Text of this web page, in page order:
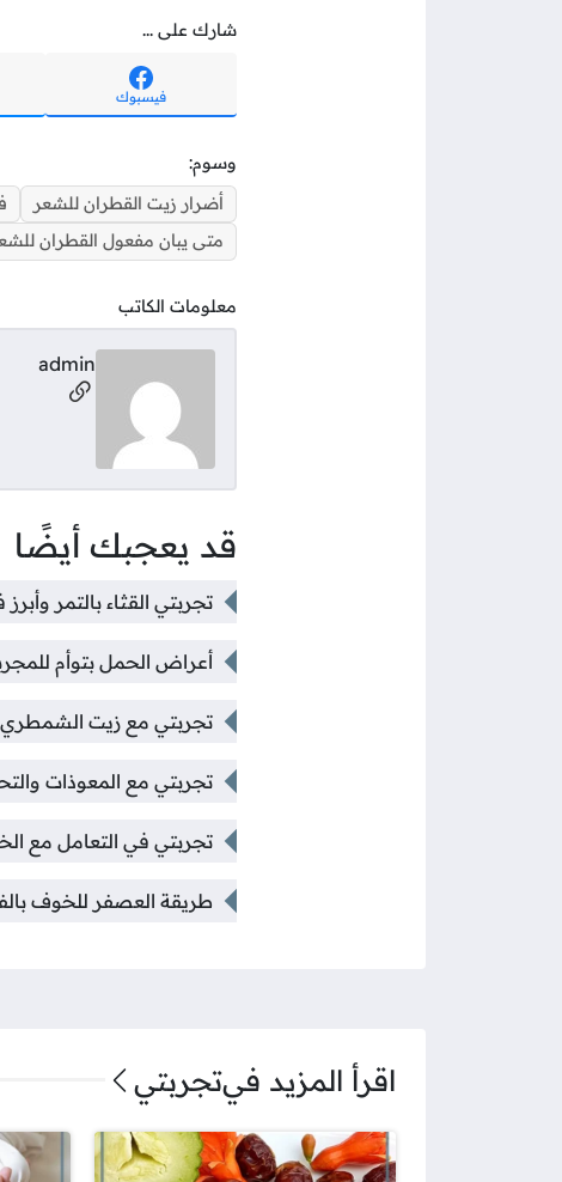
شارك على ...
فيسبوك
وسوم:
أضرار زيت القطران للشعر
متى يبان مفعول القطران
معلومات الكاتب
admin
مواقع
قد يعجبك أيضًا
تجربتي القثاء بالتمر
أعراض الحمل بتوأم
تجربتي مع زيت الشمطري
تجربتي مع المعوذات
تجربتي في التعامل مع
طريقة العصفر للخوف
اقرأ المزيد فيتجربتي